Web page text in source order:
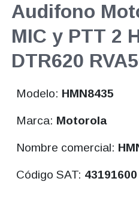
Audifono
MIC y PTT 2
DTR620
Modelo: HMN8435
Marca: Motorola
Nombre comercial:
Código SAT: 43191600